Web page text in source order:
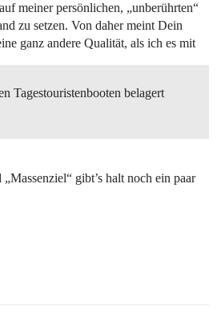
meiner persönlichen, „unberührten“
zu setzen. Von daher meint Dein
ganz andere Qualität, als ich es mit
Tagestouristenbooten belagert
gibt’s halt noch ein paar